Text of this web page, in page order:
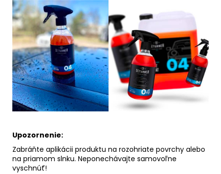
Upozornenie:
Zabráňte aplikácii produktu na rozohriate povrchy alebo
na priamom slnku. Neponechávajte samovoľne
vyschnúť!